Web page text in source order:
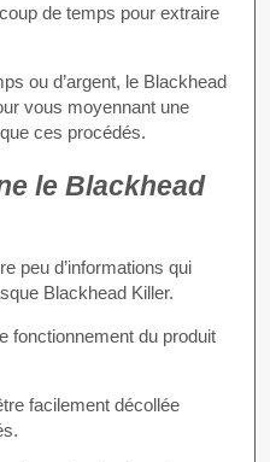
de temps pour extraire
ou d’argent, le Blackhead
vous moyennant une
ces procédés.
le Blackhead
peu d’informations qui
Blackhead Killer.
fonctionnement du produit
facilement décollée